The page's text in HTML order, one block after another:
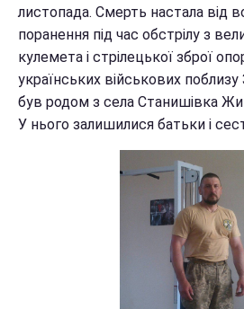
листопада. Смерть настала від
поранення під час обстрілу з
кулемета і стрілецької зброї
українських військових
був родом з села Станишівка
У нього залишилися батьки і